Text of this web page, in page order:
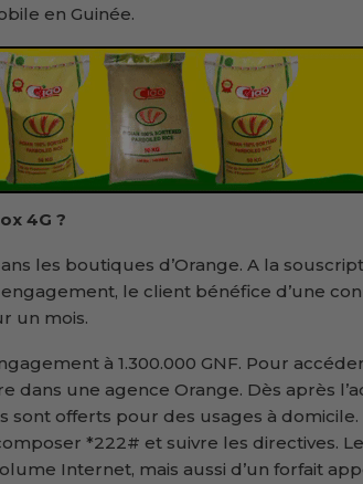
en Guinée.
4G ?
les boutiques d’Orange. A la
le client bénéfice d’une
un mois.
à 1.300.000 GNF. Pour
dans une agence Orange. Dès après
sont offerts pour des usages à domicile.
*222# et suivre les directives.
Internet, mais aussi d’un forfait